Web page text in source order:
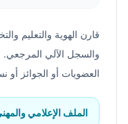
قارن الهوية والتعليم
والسجل الآلي
العضويات أو الجوائز
الملف الإعلامي